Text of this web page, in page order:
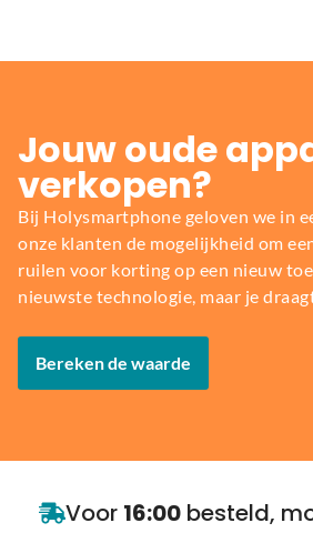
Jouw oude
verkopen?
Bij Holysmartphone geloven we in
onze klanten de mogelijkheid om
ruilen voor korting op een nieuw
nieuwste technologie, maar je
Bereken de waarde
Voor 16:00 besteld,